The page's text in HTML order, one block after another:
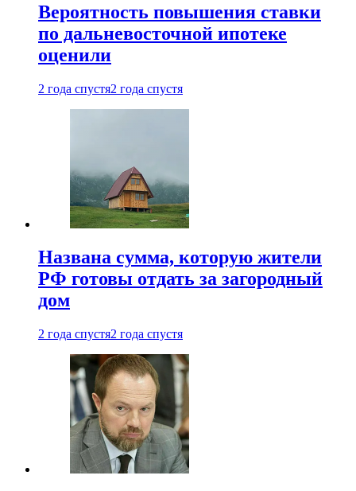
Вероятность повышения ставки
по дальневосточной ипотеке
оценили
2 года спустя2 года спустя
Названа сумма, которую жители
РФ готовы отдать за загородный
дом
2 года спустя2 года спустя